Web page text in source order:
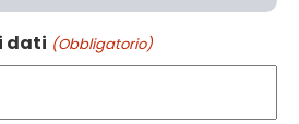
dati (Obbligatorio)